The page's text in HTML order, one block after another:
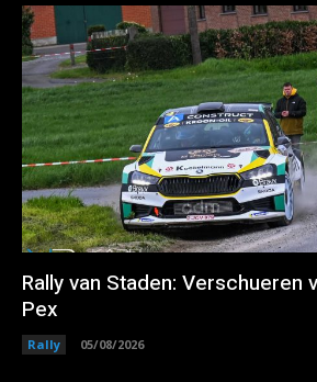
Rally van Staden: Verschueren
Pex
Rally 05/08/2026